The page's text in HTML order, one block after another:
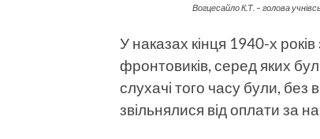
Вогцесайло К.Т. – голова
У наказах кінця 1940-х
фронтовиків, серед яких
слухачі того часу були,
звільнялися від оплати за